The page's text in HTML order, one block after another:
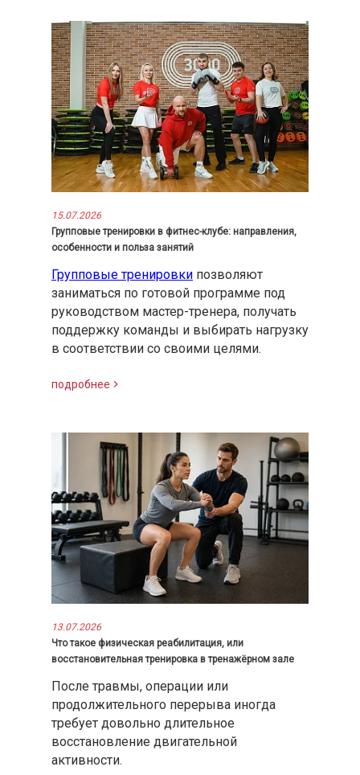
15.07.2026
Групповые тренировки в фитнес-клубе: направления,
особенности и польза занятий
Групповые тренировки позволяют
заниматься по готовой программе под
руководством мастер-тренера, получать
поддержку команды и выбирать нагрузку
в соответствии со своими целями.
подробнее
13.07.2026
Что такое физическая реабилитация, или
восстановительная тренировка в тренажёрном зале
После травмы, операции или
продолжительного перерыва иногда
требует довольно длительное
восстановление двигательной
активности.